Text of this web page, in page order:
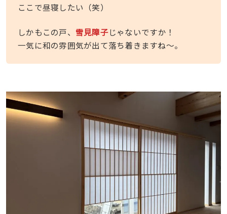
ここで昼寝したい（笑）
しかもこの戸、 雪見障子じゃないですか！
一気に和の雰囲気が出て落ち着きますね〜。